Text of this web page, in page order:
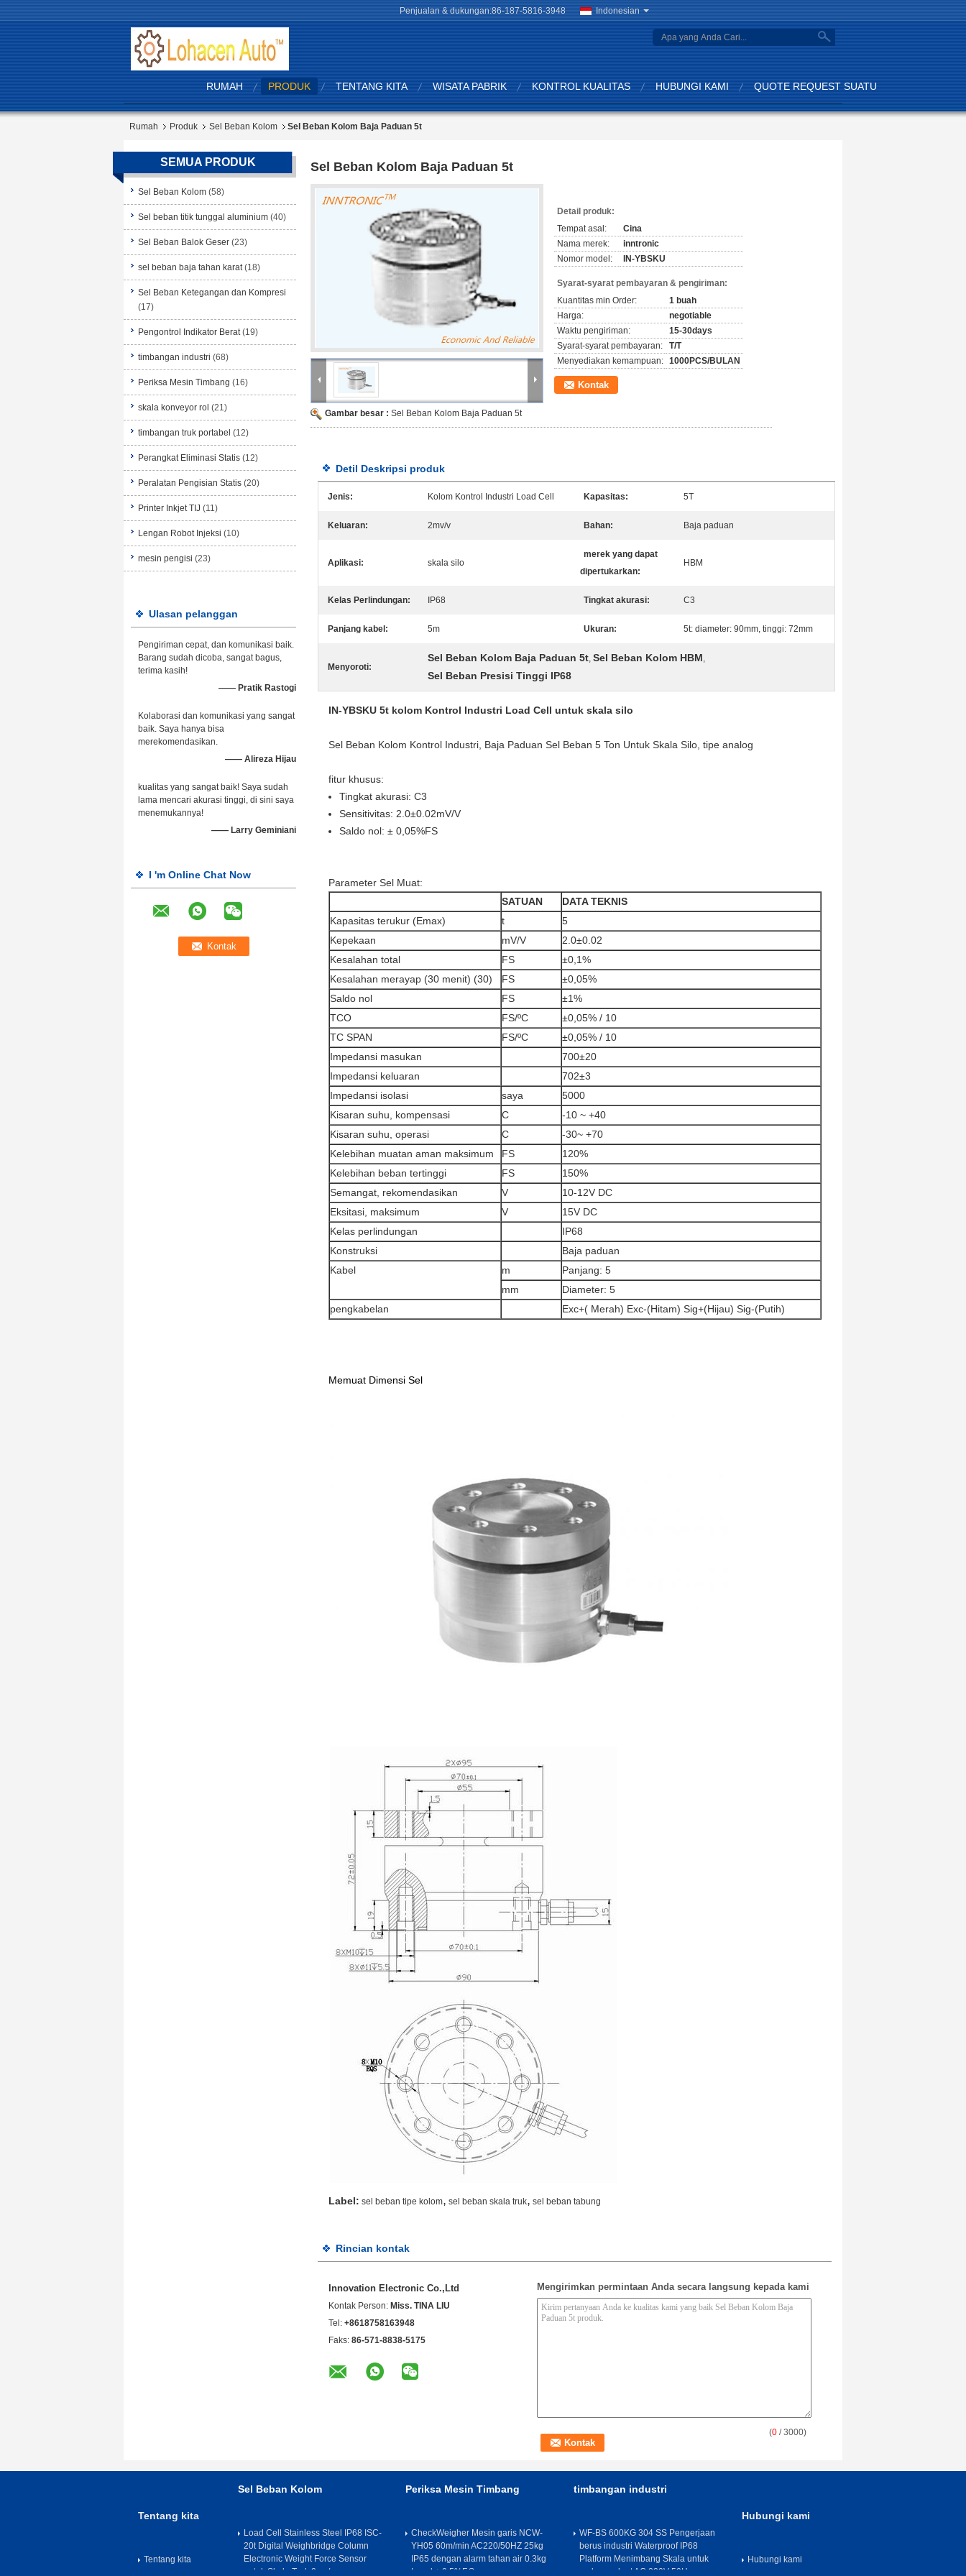
Penjualan & dukungan:86-187-5816-3948 Indonesian
search
RUMAH PRODUK TENTANG KITA WISATA PABRIK KONTROL KUALITAS HUBUNGI KAMI QUOTE REQUEST SUATU
Rumah Produk Sel Beban Kolom Sel Beban Kolom Baja Paduan 5t
SEMUA PRODUK
Sel Beban Kolom (58)
Sel beban titik tunggal aluminium (40)
Sel Beban Balok Geser (23)
sel beban baja tahan karat (18)
Sel Beban Ketegangan dan Kompresi
(17)
Pengontrol Indikator Berat (19)
timbangan industri (68)
Periksa Mesin Timbang (16)
skala konveyor rol (21)
timbangan truk portabel (12)
Perangkat Eliminasi Statis (12)
Peralatan Pengisian Statis (20)
Printer Inkjet TIJ (11)
Lengan Robot Injeksi (10)
mesin pengisi (23)
Ulasan pelanggan
Pengiriman cepat, dan komunikasi baik.
Barang sudah dicoba, sangat bagus,
terima kasih!
—— Pratik Rastogi
Kolaborasi dan komunikasi yang sangat
baik. Saya hanya bisa
merekomendasikan.
—— Alireza Hijau
kualitas yang sangat baik! Saya sudah
lama mencari akurasi tinggi, di sini saya
menemukannya!
—— Larry Geminiani
I 'm Online Chat Now
Sel Beban Kolom Baja Paduan 5t
Gambar besar : Sel Beban Kolom Baja Paduan 5t
Detail produk:
Tempat asal:
Cina
Nama merek:
inntronic
Nomor model:
IN-YBSKU
Syarat-syarat pembayaran & pengiriman:
Kuantitas min Order:
1 buah
Harga:
negotiable
Waktu pengiriman:
15-30days
Syarat-syarat pembayaran:
T/T
Menyediakan kemampuan: 1000PCS/BULAN
Kontak
Detil Deskripsi produk
Jenis: Kolom Kontrol Industri Load Cell Kapasitas: 5T
Keluaran: 2mv/v Bahan: Baja paduan
Aplikasi: skala silo
merek yang dapat
dipertukarkan:
HBM
Kelas Perlindungan: IP68 Tingkat akurasi: C3
Panjang kabel: 5m Ukuran: 5t: diameter: 90mm, tinggi: 72mm
Menyoroti:
Sel Beban Kolom Baja Paduan 5t, Sel Beban Kolom HBM,
Sel Beban Presisi Tinggi IP68
IN-YBSKU 5t kolom Kontrol Industri Load Cell untuk skala silo
Sel Beban Kolom Kontrol Industri, Baja Paduan Sel Beban 5 Ton Untuk Skala Silo, tipe analog
fitur khusus:
Tingkat akurasi: C3
Sensitivitas: 2.0±0.02mV/V
Saldo nol: ± 0,05%FS
Parameter Sel Muat:
SATUAN
DATA TEKNIS
Kapasitas terukur (Emax)
t
5
Kepekaan
mV/V
2.0±0.02
Kesalahan total
FS
±0,1%
Kesalahan merayap (30 menit) (30)
FS
±0,05%
Saldo nol
FS
±1%
TCO
FS/ºC
±0,05% / 10
TC SPAN
FS/ºC
±0,05% / 10
Impedansi masukan
700±20
Impedansi keluaran
702±3
Impedansi isolasi
saya
5000
Kisaran suhu, kompensasi
C
-10 ~ +40
Kisaran suhu, operasi
C
-30~ +70
Kelebihan muatan aman maksimum
FS
120%
Kelebihan beban tertinggi
FS
150%
Semangat, rekomendasikan
V
10-12V DC
Eksitasi, maksimum
V
15V DC
Kelas perlindungan
IP68
Konstruksi
Baja paduan
Kabel
m
Panjang: 5
mm
Diameter: 5
pengkabelan
Exc+( Merah) Exc-(Hitam) Sig+(Hijau) Sig-(Putih)
Memuat Dimensi Sel
Label: sel beban tipe kolom, sel beban skala truk, sel beban tabung
Rincian kontak
Innovation Electronic Co.,Ltd
Kontak Person: Miss. TINA LIU
Tel: +8618758163948
Faks: 86-571-8838-5175
Mengirimkan permintaan Anda secara langsung kepada kami
(0 / 3000)
Tentang kita
Tentang kita
Sel Beban Kolom
Load Cell Stainless Steel IP68 ISC-
20t Digital Weighbridge Column
Electronic Weight Force Sensor
untuk Skala Truk 2mv/v
Periksa Mesin Timbang
CheckWeigher Mesin garis NCW-
YH05 60m/min AC220/50HZ 25kg
IP65 dengan alarm tahan air 0.3kg
Level + 0.5%F.S
timbangan industri
WF-BS 600KG 304 SS Pengerjaan
berus industri Waterproof IP68
Platform Menimbang Skala untuk
makanan laut AC 220V 50Hz
Hubungi kami
Hubungi kami